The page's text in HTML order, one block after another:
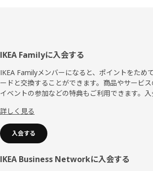
フ
ッ
タ
IKEA Familyに入会する
IKEA Familyメンバーになると、ポイントをため
ードと交換することができます。商品やサービ
イベントの参加などの特典もご利用できます。入
詳しく見る
入会する
IKEA Business Networkに入会する